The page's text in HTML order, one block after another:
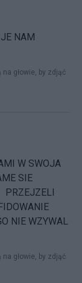
NAM
głowie, by zdjąć
W SWOJA
SIE
PRZEJZELI
NIE WZYWAL
głowie, by zdjąć